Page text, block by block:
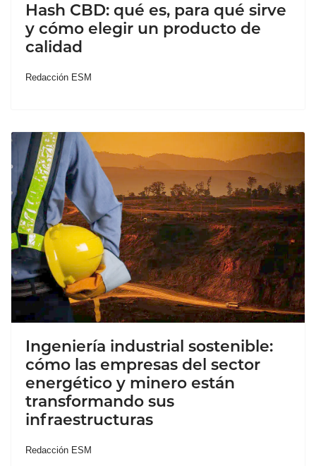
Hash CBD: qué es, para qué sirve
y cómo elegir un producto de
calidad
Redacción ESM
Ingeniería industrial sostenible:
cómo las empresas del sector
energético y minero están
transformando sus
infraestructuras
Redacción ESM